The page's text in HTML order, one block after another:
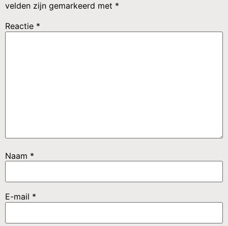
velden zijn gemarkeerd met *
Reactie *
Naam *
E-mail *